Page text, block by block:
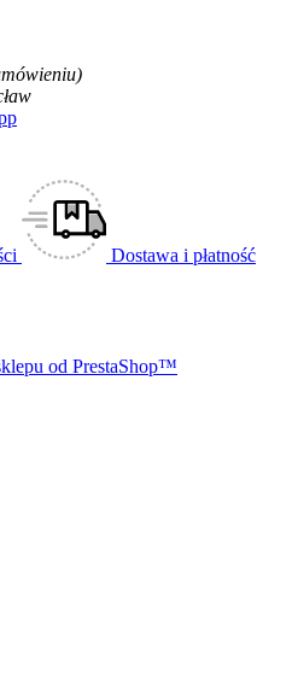
Dostawa i płatność
od PrestaShop™